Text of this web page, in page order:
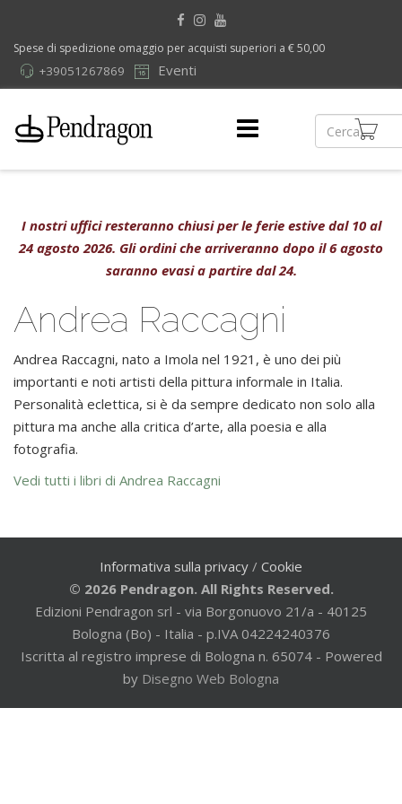
Spese di spedizione omaggio per acquisti superiori a € 50,00
Eventi
+39051267869
I nostri uffici resteranno chiusi per le ferie estive dal 10 al
24 agosto 2026. Gli ordini che arriveranno dopo il 6 agosto
saranno evasi a partire dal 24.
Andrea Raccagni
Andrea Raccagni, nato a Imola nel 1921, è uno dei più
importanti e noti artisti della pittura informale in Italia.
Personalità eclettica, si è da sempre dedicato non solo alla
pittura ma anche alla critica d’arte, alla poesia e alla
fotografia.
Vedi tutti i libri di Andrea Raccagni
Informativa sulla privacy / Cookie
© 2026 Pendragon. All Rights Reserved.
Edizioni Pendragon srl - via Borgonuovo 21/a - 40125
Bologna (Bo) - Italia - p.IVA 04224240376
Iscritta al registro imprese di Bologna n. 65074 - Powered
by Disegno Web Bologna